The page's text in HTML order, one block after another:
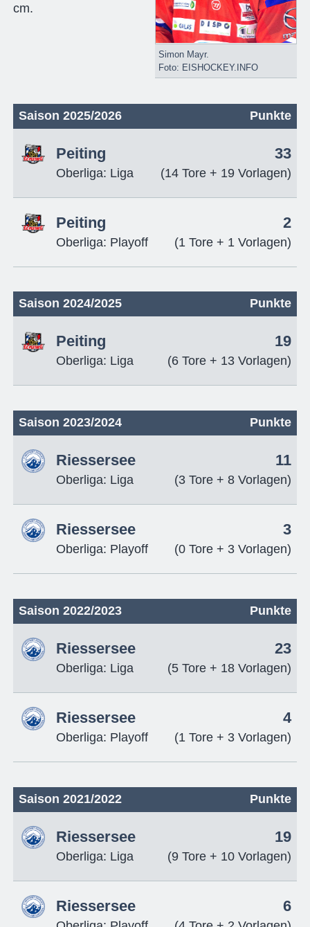
Simon Mayr.
Foto: EISHOCKEY.INFO
cm.
Saison 2025/2026 Punkte
Peiting
Oberliga: Liga
33
(14 Tore + 19 Vorlagen)
Peiting
Oberliga: Playoff
2
(1 Tore + 1 Vorlagen)
Saison 2024/2025 Punkte
Peiting
Oberliga: Liga
19
(6 Tore + 13 Vorlagen)
Saison 2023/2024 Punkte
Riessersee
Oberliga: Liga
11
(3 Tore + 8 Vorlagen)
Riessersee
Oberliga: Playoff
3
(0 Tore + 3 Vorlagen)
Saison 2022/2023 Punkte
Riessersee
Oberliga: Liga
23
(5 Tore + 18 Vorlagen)
Riessersee
Oberliga: Playoff
4
(1 Tore + 3 Vorlagen)
Saison 2021/2022 Punkte
Riessersee
Oberliga: Liga
19
(9 Tore + 10 Vorlagen)
Riessersee 6